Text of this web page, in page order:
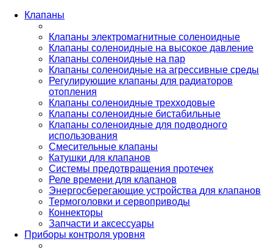
Клапаны
Клапаны электромагнитные соленоидные
Клапаны соленоидные на высокое давление
Клапаны соленоидные на пар
Клапаны соленоидные на агрессивные среды
Регулирующие клапаны для радиаторов
отопления
Клапаны соленоидные трехходовые
Клапаны соленоидные бистабильные
Клапаны соленоидные для подводного
использования
Смесительные клапаны
Катушки для клапанов
Системы предотвращения протечек
Реле времени для клапанов
Энергосберегающие устройства для клапанов
Термоголовки и сервоприводы
Коннекторы
Запчасти и аксессуары
Приборы контроля уровня